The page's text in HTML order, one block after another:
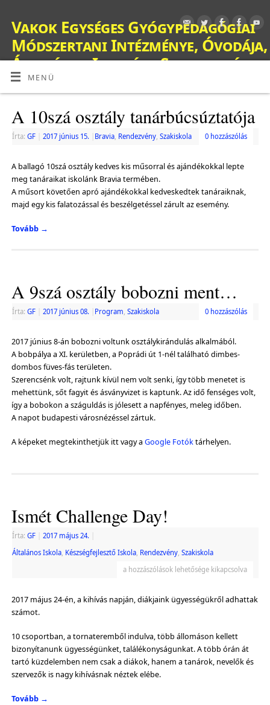
Vakok Egységes Gyógypedagógiai
Módszertani Intézménye, Óvodája,
Általános Iskolája, Szakiskolája,
Készségfejlesztő Iskolája, Fejlesztő
Nevelés-Oktatást Végző Iskolája,
Kollégiuma és Gyermekotthona
OM: 038428
MENÜ
A 10szá osztály tanárbúcsúztatója
Írta: GF 2017 június 15. Bravia, Rendezvény, Szakiskola 0 hozzászólás
A ballagó 10szá osztály kedves kis műsorral és ajándékokkal lepte
meg tanáraikat iskolánk Bravia termében.
A műsort követően apró ajándékokkal kedveskedtek tanáraiknak,
majd egy kis falatozással és beszélgetéssel zárult az esemény.
Tovább →
A 9szá osztály bobozni ment…
Írta: GF 2017 június 08. Program Szakiskola 0 hozzászólás
2017 június 8-án bobozni voltunk osztálykirándulás alkalmából.
A bobpálya a XI. kerületben, a Poprádi út 1-nél található dimbes-
dombos füves-fás területen.
Szerencsénk volt, rajtunk kívül nem volt senki, így több menetet is
mehettünk, sőt fagyit és ásványvizet is kaptunk. Az idő fenséges volt,
így a bobokon a száguldás is jólesett a napfényes, meleg időben.
A napot budapesti városnézéssel zártuk.
A képeket megtekinthetjük itt vagy a Google Fotóktárhelyen.
Ismét Challenge Day!
Írta: GF 2017 május 24.
Általános Iskola, Készségfejlesztő Iskola, Rendezvény, Szakiskola
a hozzászólások lehetősége kikapcsolva
2017 május 24-én, a kihívás napján, diákjaink ügyességükről adhattak
számot.
10 csoportban, a tornateremből indulva, több állomáson kellett
bizonyítanunk ügyességünket, találékonyságunkat. A több órán át
tartó küzdelemben nem csak a diákok, hanem a tanárok, nevelők és
szervezők is nagy kihívásnak néztek elébe.
Tovább →